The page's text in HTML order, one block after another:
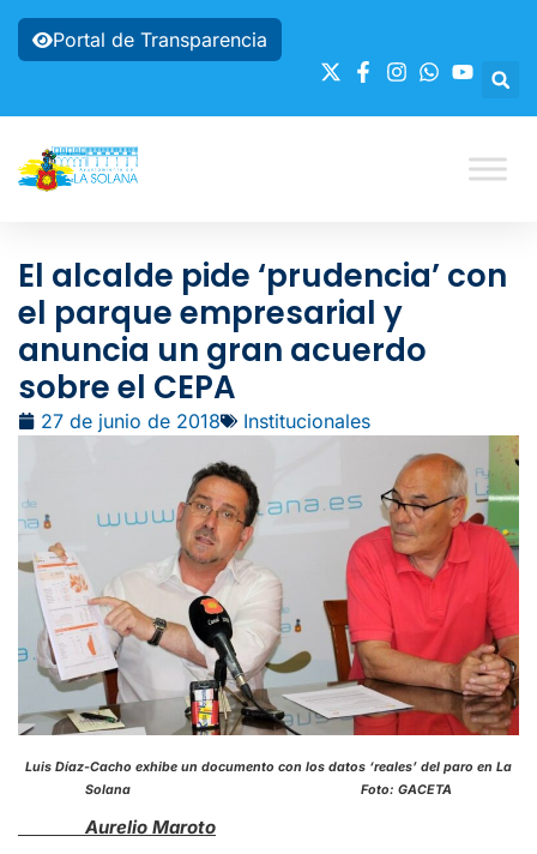
Portal de Transparencia
El alcalde pide ‘prudencia’ con
el parque empresarial y
anuncia un gran acuerdo
sobre el CEPA
27 de junio de 2018 Institucionales
Luis Díaz-Cacho exhibe un documento con los datos ‘reales’ del paro en La
Solana Foto: GACETA
Aurelio Maroto